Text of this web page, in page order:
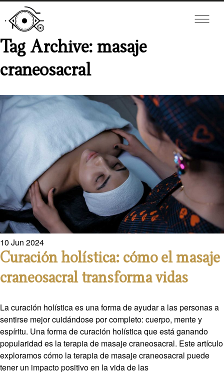
Tag Archive: masaje
craneosacral
10 Jun 2024
Curación holística: cómo el masaje
craneosacral transforma vidas
La curación holística es una forma de ayudar a las personas a
sentirse mejor cuidándose por completo: cuerpo, mente y
espíritu. Una forma de curación holística que está ganando
popularidad es la terapia de masaje craneosacral. Este artículo
exploramos cómo la terapia de masaje craneosacral puede
tener un impacto positivo en la vida de las